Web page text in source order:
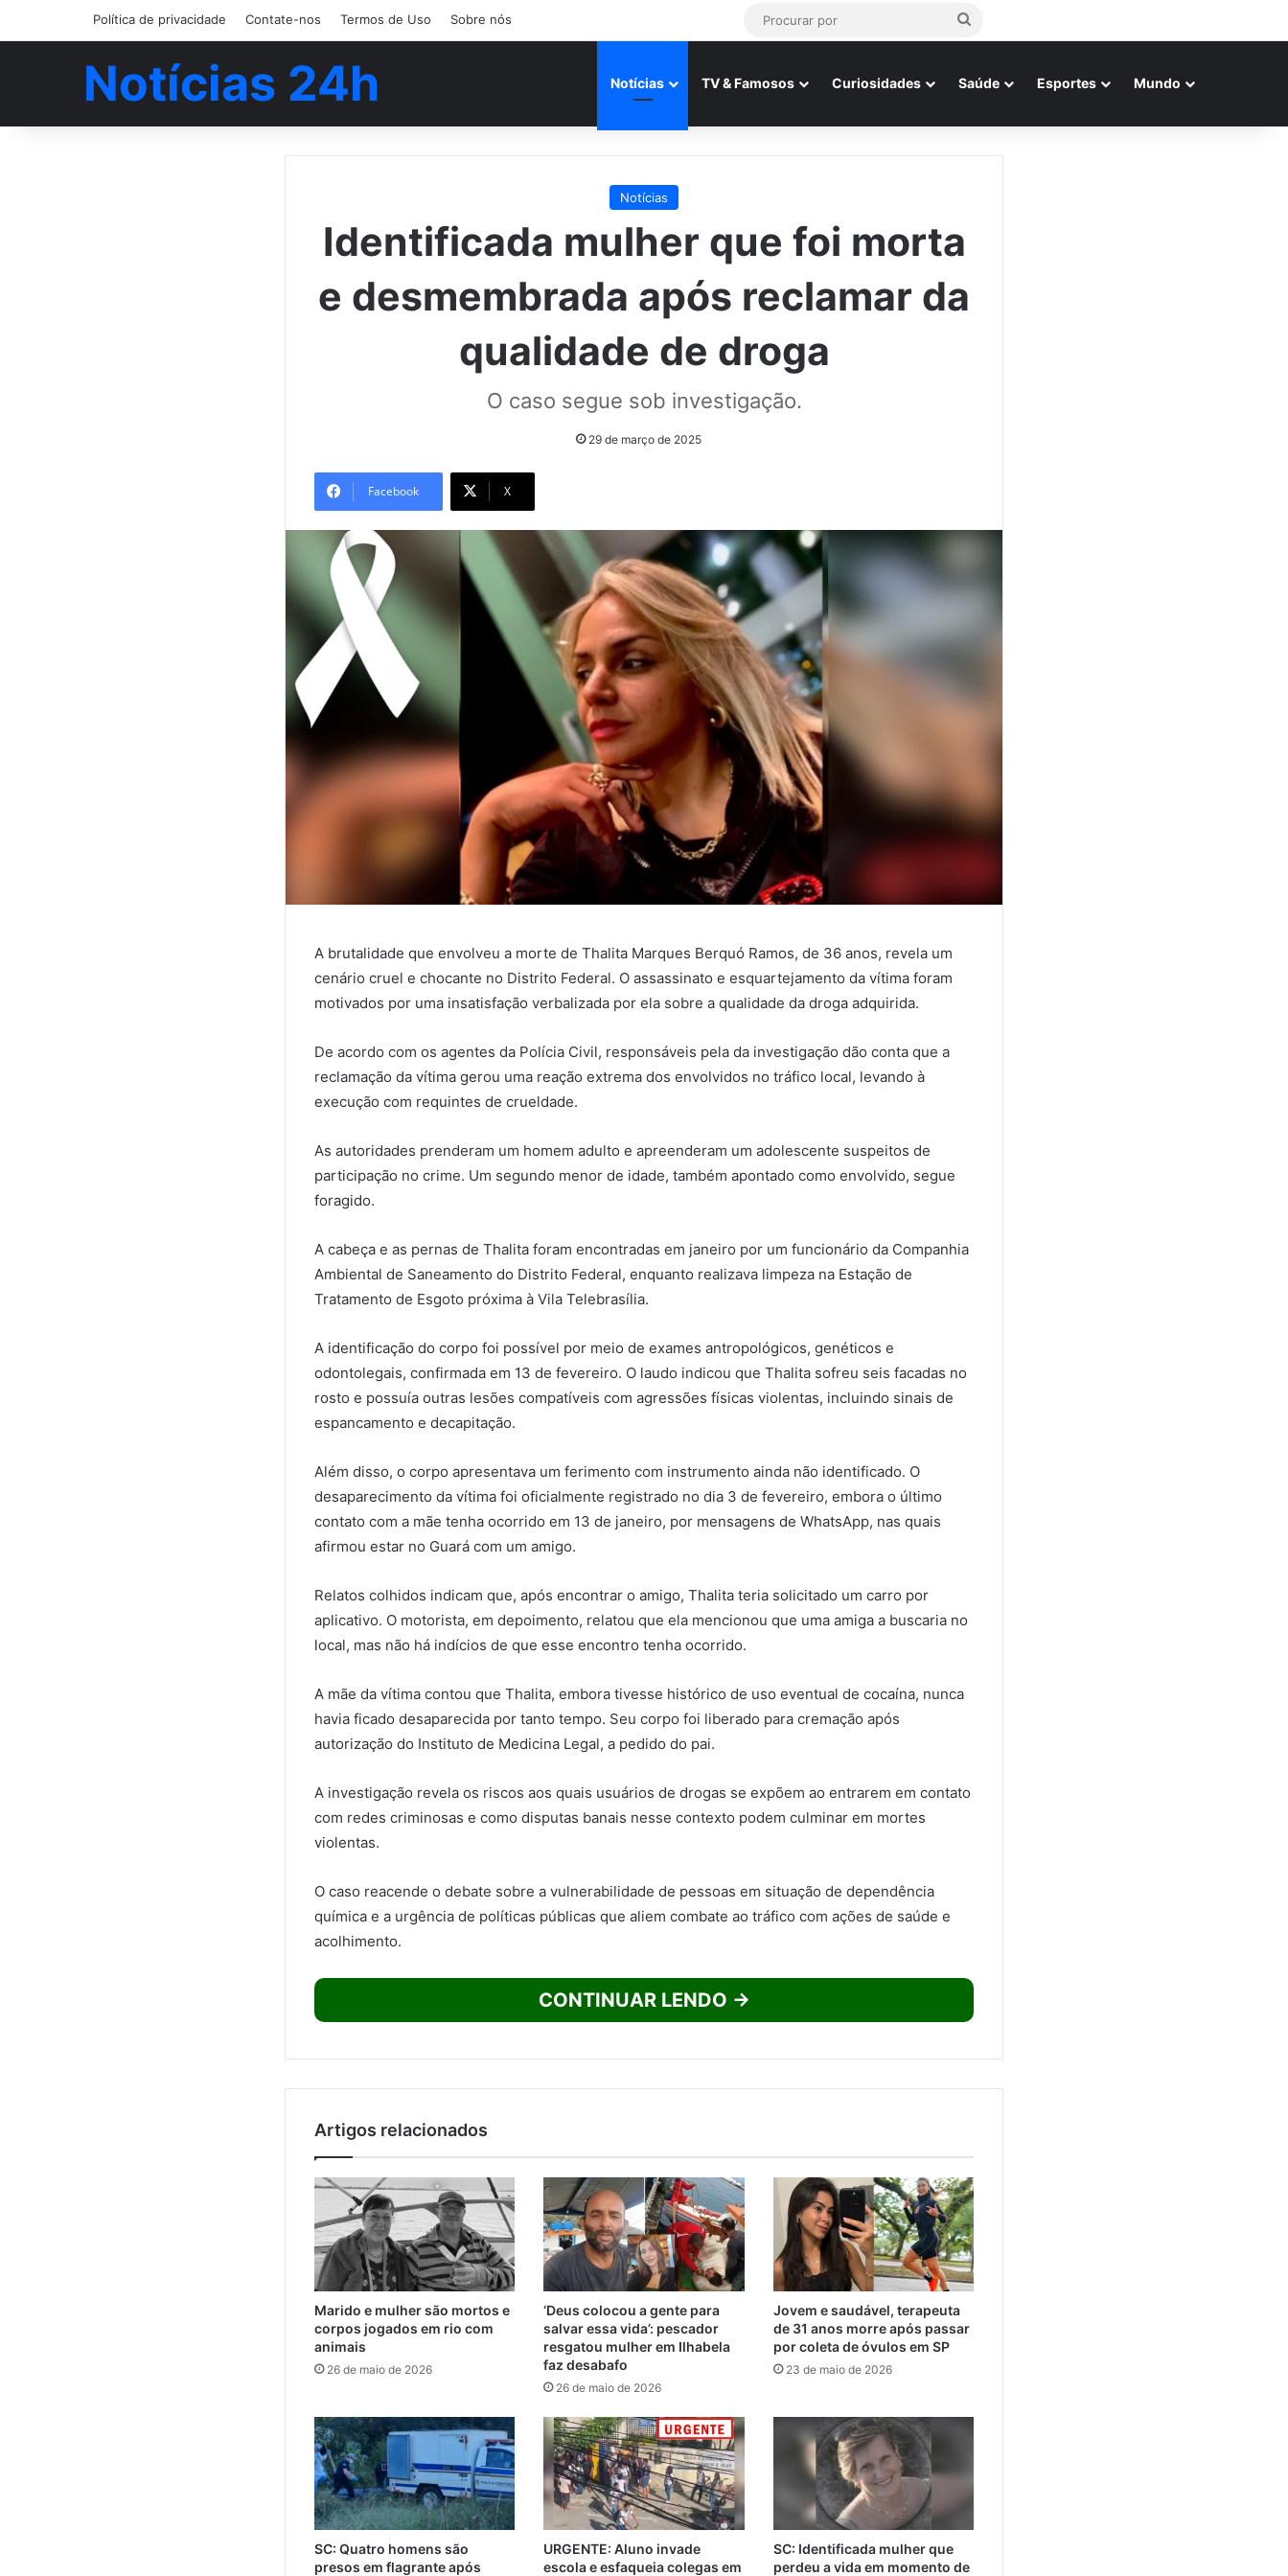
Política de privacidade Contate-nos Termos de Uso Sobre nós
Procurar
Notícias 24h Notícias TV & Famosos Curiosidades Saúde Esportes Mundo
Notícias
Identificada mulher que foi morta
e desmembrada após reclamar da
qualidade de droga
O caso segue sob investigação.
29 de março de 2025
Facebook X
A brutalidade que envolveu a morte de Thalita Marques Berquó Ramos, de 36 anos, revela um
cenário cruel e chocante no Distrito Federal. O assassinato e esquartejamento da vítima foram
motivados por uma insatisfação verbalizada por ela sobre a qualidade da droga adquirida.
De acordo com os agentes da Polícia Civil, responsáveis pela da investigação dão conta que a
reclamação da vítima gerou uma reação extrema dos envolvidos no tráfico local, levando à
execução com requintes de crueldade.
As autoridades prenderam um homem adulto e apreenderam um adolescente suspeitos de
participação no crime. Um segundo menor de idade, também apontado como envolvido, segue
foragido.
A cabeça e as pernas de Thalita foram encontradas em janeiro por um funcionário da Companhia
Ambiental de Saneamento do Distrito Federal, enquanto realizava limpeza na Estação de
Tratamento de Esgoto próxima à Vila Telebrasília.
A identificação do corpo foi possível por meio de exames antropológicos, genéticos e
odontolegais, confirmada em 13 de fevereiro. O laudo indicou que Thalita sofreu seis facadas no
rosto e possuía outras lesões compatíveis com agressões físicas violentas, incluindo sinais de
espancamento e decapitação.
Além disso, o corpo apresentava um ferimento com instrumento ainda não identificado. O
desaparecimento da vítima foi oficialmente registrado no dia 3 de fevereiro, embora o último
contato com a mãe tenha ocorrido em 13 de janeiro, por mensagens de WhatsApp, nas quais
afirmou estar no Guará com um amigo.
Relatos colhidos indicam que, após encontrar o amigo, Thalita teria solicitado um carro por
aplicativo. O motorista, em depoimento, relatou que ela mencionou que uma amiga a buscaria no
local, mas não há indícios de que esse encontro tenha ocorrido.
A mãe da vítima contou que Thalita, embora tivesse histórico de uso eventual de cocaína, nunca
havia ficado desaparecida por tanto tempo. Seu corpo foi liberado para cremação após
autorização do Instituto de Medicina Legal, a pedido do pai.
A investigação revela os riscos aos quais usuários de drogas se expõem ao entrarem em contato
com redes criminosas e como disputas banais nesse contexto podem culminar em mortes
violentas.
O caso reacende o debate sobre a vulnerabilidade de pessoas em situação de dependência
química e a urgência de políticas públicas que aliem combate ao tráfico com ações de saúde e
acolhimento.
CONTINUAR LENDO →
Artigos relacionados
Marido e mulher são mortos e
corpos jogados em rio com
animais
26 de maio de 2026
‘Deus colocou a gente para
salvar essa vida’: pescador
resgatou mulher em Ilhabela
faz desabafo
26 de maio de 2026
Jovem e saudável, terapeuta
de 31 anos morre após passar
por coleta de óvulos em SP
23 de maio de 2026
SC: Quatro homens são
presos em flagrante após
URGENTE: Aluno invade
escola e esfaqueia colegas em
SC: Identificada mulher que
perdeu a vida em momento de